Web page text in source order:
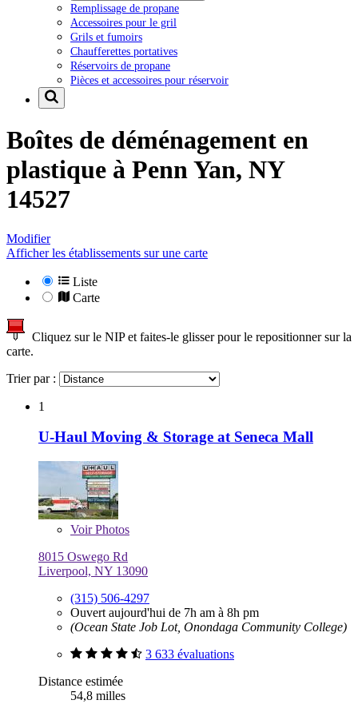
Remplissage de propane
Accessoires pour le gril
Grils et fumoirs
Chaufferettes portatives
Réservoirs de propane
Pièces et accessoires pour réservoir
Boîtes de déménagement en
plastique à Penn Yan, NY
14527
Modifier
Afficher les établissements sur une carte
Liste
Carte
Cliquez sur le NIP et faites-le glisser pour le repositionner sur la
carte.
Trier par :
1
U-Haul Moving & Storage at Seneca Mall
VoirPhotos
8015 Oswego Rd
Liverpool, NY 13090
(315) 506-4297
Ouvert aujourd'hui de 7h am à 8h pm
(Ocean State Job Lot, Onondaga Community College)
3 633 évaluations
Distance estimée
54,8 milles